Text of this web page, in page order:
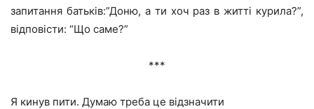
запитання батьків:”Доню, а ти хоч раз в житті курила?”,
відповісти: “Що саме?”
***
Я кинув пити. Думаю треба це відзначити